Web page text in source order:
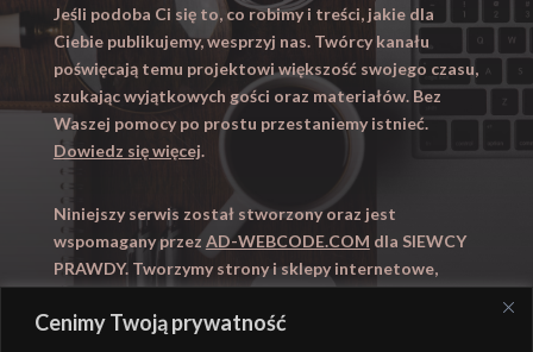
Cenimy Twoją prywatność
Jeśli podoba Ci się to, co robimy i treści, jakie dla
Ciebie publikujemy, wesprzyj nas. Twórcy kanału
poświęcają temu projektowi większość swojego czasu,
szukając wyjątkowych gości oraz materiałów. Bez
Waszej pomocy po prostu przestaniemy istnieć.
Dowiedz się więcej.
Niniejszy serwis został stworzony oraz jest
wspomagany przez AD-WEBCODE.COM dla SIEWCY
PRAWDY. Tworzymy strony i sklepy internetowe,
Zapraszamy takze naWYUCZENI.PL